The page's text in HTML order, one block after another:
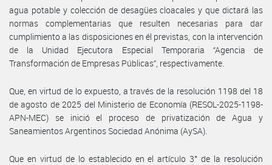
agua potable y colección de desagües cloacales y que dictará las
normas complementarias que resulten necesarias para dar
cumplimiento a las disposiciones en él previstas, con la intervención
de la Unidad Ejecutora Especial Temporaria “Agencia de
Transformación de Empresas Públicas”, respectivamente.
Que, en virtud de lo expuesto, a través de la resolución 1198 del 18
de agosto de 2025 del Ministerio de Economía (RESOL-2025-1198-
APN-MEC) se inició el proceso de privatización de Agua y
Saneamientos Argentinos Sociedad Anónima (AySA).
Que en virtud de lo establecido en el artículo 3° de la resolución